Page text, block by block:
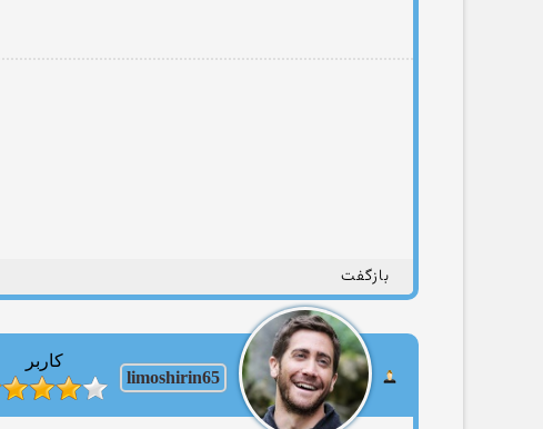
بازگفت
limoshirin65
کاربر